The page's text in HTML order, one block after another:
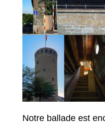
Notre ballade est